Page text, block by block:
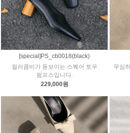
[special]PS_cb0018(black)
컬러콤비가 돋보이는 스퀘어 토우
펌프스입니다.
229,000원
무심